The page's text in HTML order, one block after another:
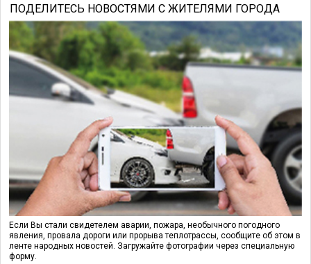
ПОДЕЛИТЕСЬ НОВОСТЯМИ С ЖИТЕЛЯМИ ГОРОДА
Если Вы стали свидетелем аварии, пожара, необычного погодного
явления, провала дороги или прорыва теплотрассы, сообщите об этом в
ленте народных новостей. Загружайте фотографии через специальную
форму.